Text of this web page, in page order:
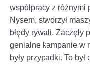
współpracy z
Nysem, stworzył
błędy rywali. Zaczęły
genialne kampanie w
były przypadki. To